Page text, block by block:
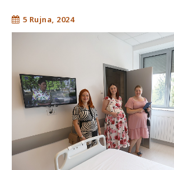
5 Rujna, 2024